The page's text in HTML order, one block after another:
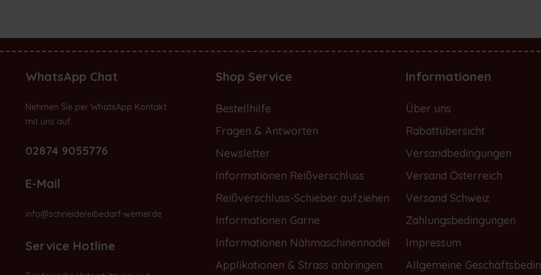
WhatsApp Chat
Nehmen Sie per WhatsApp Kontakt
mit uns auf:
02874 9055776
E-Mail
info@schneidereibedarf-werner.de
Service Hotline
Shop Service
Bestellhilfe
Fragen & Antworten
Newsletter
Informationen Reißverschluss
Reißverschluss-Schieber aufziehen
Informationen Garne
Informationen Nähmaschinennadel
Applikationen & Strass anbringen
Informationen
Über uns
Rabattübersicht
Versandbedingungen
Versand Österreich
Versand Schweiz
Zahlungsbedingungen
Impressum
Allgemeine